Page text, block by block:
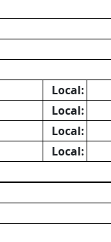
Local:
Local:
Local:
Local: